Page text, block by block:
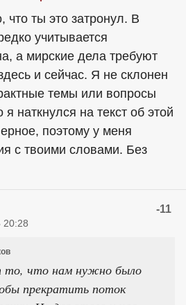
ты это затронул. В
учитывается
а мирские дела требуют
и сейчас. Я не склонен
темы или вопросы
я наткнулся на текст об этой
поэтому у меня
с твоими словами. Без
-11
20:28
то, что нам нужно было
прекратить поток